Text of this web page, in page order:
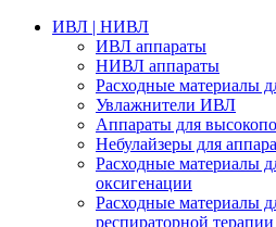
ИВЛ | НИВЛ
ИВЛ аппараты
НИВЛ аппараты
Расходные
Увлажнители ИВЛ
Аппараты для
Небулайзеры для
Расходные материалы
оксигенации
Расходные материалы
респираторной терапии